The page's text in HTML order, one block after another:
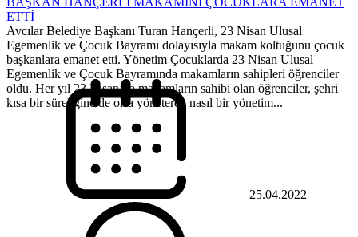
ETTİ
Avcılar Belediye Başkanı Turan Hançerli, 23 Nisan Ulusal
Egemenlik ve Çocuk Bayramı dolayısıyla makam koltuğunu çocuk
başkanlara emanet etti. Yönetim Çocuklarda 23 Nisan Ulusal
Egemenlik ve Çocuk Bayramında makamların sahipleri öğrenciler
oldu. Her yıl 23 Nisan’da makamların sahibi olan öğrenciler, şehri
kısa bir süreliğine de olsa yöneterek nasıl bir yönetim...
25.04.2022